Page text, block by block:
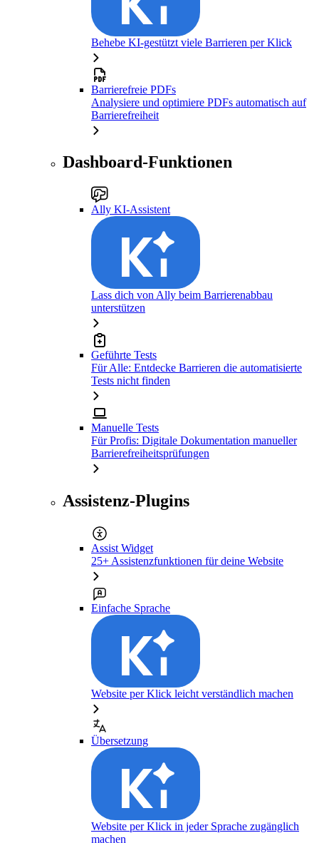
Behebe KI-gestützt viele Barrieren per Klick
Barrierefreie PDFs
Analysiere und optimiere PDFs automatisch auf
Barrierefreiheit
Dashboard-Funktionen
Ally KI-Assistent
Lass dich von Ally beim Barrierenabbau
unterstützen
Geführte Tests
Für Alle: Entdecke Barrieren die automatisierte
Tests nicht finden
Manuelle Tests
Für Profis: Digitale Dokumentation manueller
Barrierefreiheitsprüfungen
Assistenz-Plugins
Assist Widget
25+ Assistenzfunktionen für deine Website
Einfache Sprache
Website per Klick leicht verständlich machen
Übersetzung
Website per Klick in jeder Sprache zugänglich
machen